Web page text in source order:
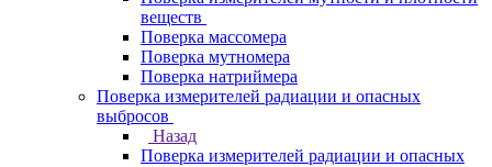
веществ
Поверка массомера
Поверка мутномера
Поверка натриймера
Поверка измерителей радиации и опасных
выбросов
Назад
Поверка измерителей радиации и опасных